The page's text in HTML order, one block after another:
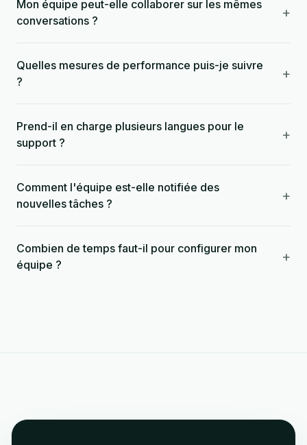
Mon équipe peut-elle collaborer sur les mêmes
conversations ?
+
Quelles mesures de performance puis-je suivre
?
+
Prend-il en charge plusieurs langues pour le
support ?
+
Comment l'équipe est-elle notifiée des
nouvelles tâches ?
+
Combien de temps faut-il pour configurer mon
équipe ?
+